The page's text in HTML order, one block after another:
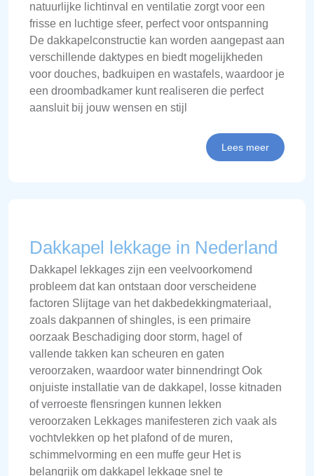
natuurlijke lichtinval en ventilatie zorgt voor een
frisse en luchtige sfeer, perfect voor ontspanning
De dakkapelconstructie kan worden aangepast aan
verschillende daktypes en biedt mogelijkheden
voor douches, badkuipen en wastafels, waardoor je
een droombadkamer kunt realiseren die perfect
aansluit bij jouw wensen en stijl
Lees meer
Dakkapel lekkage in Nederland
Dakkapel lekkages zijn een veelvoorkomend
probleem dat kan ontstaan door verscheidene
factoren Slijtage van het dakbedekkingmateriaal,
zoals dakpannen of shingles, is een primaire
oorzaak Beschadiging door storm, hagel of
vallende takken kan scheuren en gaten
veroorzaken, waardoor water binnendringt Ook
onjuiste installatie van de dakkapel, losse kitnaden
of verroeste flensringen kunnen lekken
veroorzaken Lekkages manifesteren zich vaak als
vochtvlekken op het plafond of de muren,
schimmelvorming en een muffe geur Het is
belangrijk om dakkapel lekkage snel te